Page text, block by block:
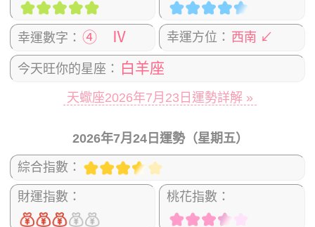
幸運數字： ④ Ⅳ 幸運方位： 西南 ↙
今天旺你的星座： 白羊座
天蠍座2026年7月23日運勢詳解 »
2026年7月24日運勢（星期五）
綜合指數：
財運指數： 桃花指數：